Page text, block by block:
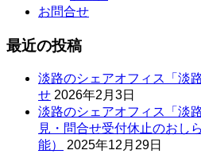
お問合せ
最近の投稿
淡路のシェアオフィス「淡
せ 2026年2月3日
淡路のシェアオフィス「淡
見・問合せ受付休止のおし
能）
2025年12月29日